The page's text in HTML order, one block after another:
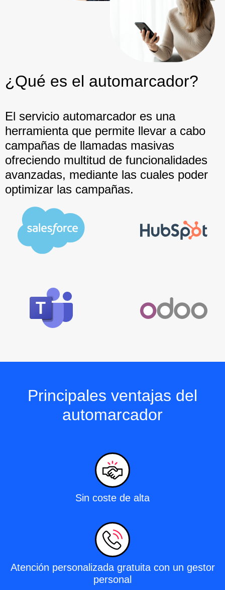
¿Qué es el automarcador?
El servicio automarcador es una
herramienta que permite llevar a cabo
campañas de llamadas masivas
ofreciendo multitud de funcionalidades
avanzadas, mediante las cuales poder
optimizar las campañas.
Principales ventajas del
automarcador
Sin coste de alta
Atención personalizada gratuita con un gestor
personal